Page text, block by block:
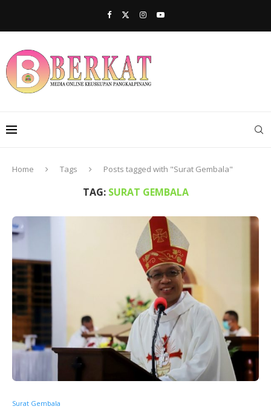
Home Tags Posts tagged with "Surat Gembala"
TAG: SURAT GEMBALA
Surat Gembala